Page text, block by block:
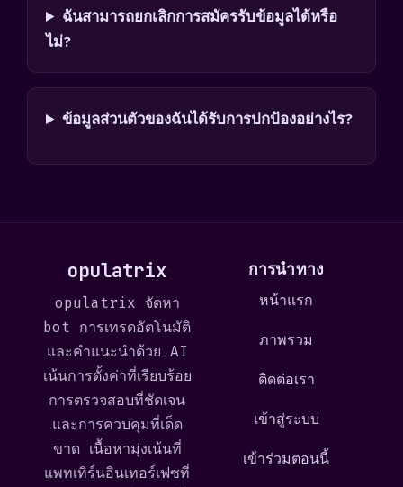
ฉันสามารถยกเลิกการสมัครรับข้อมูลได้หรือ
ไม่?
ข้อมูลส่วนตัวของฉันได้รับการปกป้องอย่างไร?
opulatrix
opulatrix จัดหา
bot การเทรดอัตโนมัติ
และคำแนะนำด้วย AI
เน้นการตั้งค่าที่เรียบร้อย
การตรวจสอบที่ชัดเจน
และการควบคุมที่เด็ด
ขาด เนื้อหามุ่งเน้นที่
แพทเทิร์นอินเทอร์เฟซที่
การนำทาง
หน้าแรก
ภาพรวม
ติดต่อเรา
เข้าสู่ระบบ
เข้าร่วมตอนนี้